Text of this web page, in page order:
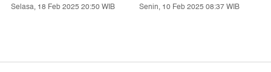
Selasa, 18 Feb 2025 20:50 WIB Senin, 10 Feb 2025 08:37 WIB